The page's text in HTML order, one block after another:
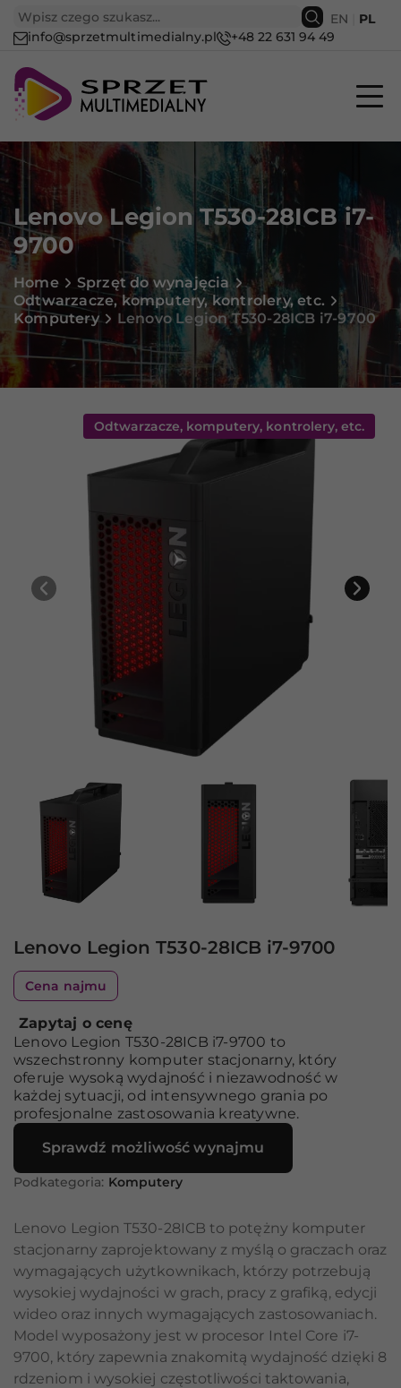
info@sprzetmultimedialny.pl +48 22 631 94 49
EN PL
Lenovo Legion T530-28ICB i7-
9700
Home
Sprzęt do wynajęcia
Odtwarzacze, komputery, kontrolery, etc.
Komputery
Lenovo Legion T530-28ICB i7-9700
Odtwarzacze, komputery, kontrolery, etc.
Lenovo Legion T530-28ICB i7-9700
Cena najmu
Zapytaj o cenę
Lenovo Legion T530-28ICB i7-9700 to
wszechstronny komputer stacjonarny, który
oferuje wysoką wydajność i niezawodność w
każdej sytuacji, od intensywnego grania po
profesjonalne zastosowania kreatywne.
Sprawdź możliwość wynajmu
Podkategoria: Komputery
Lenovo Legion T530-28ICB to potężny komputer
stacjonarny zaprojektowany z myślą o graczach oraz
wymagających użytkownikach, którzy potrzebują
wysokiej wydajności w grach, pracy z grafiką, edycji
wideo oraz innych wymagających zastosowaniach.
Model wyposażony jest w procesor Intel Core i7-
9700, który zapewnia znakomitą wydajność dzięki 8
rdzeniom i wysokiej częstotliwości taktowania,